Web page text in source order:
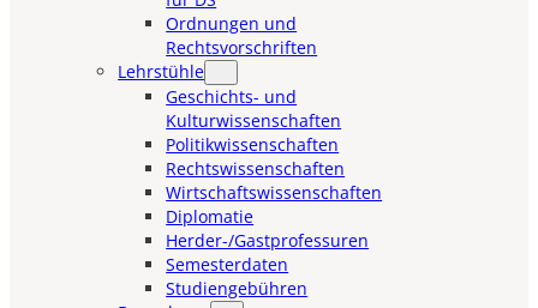
Ordnungen und
Rechtsvorschriften
Lehrstühle
Geschichts- und
Kulturwissenschaften
Politikwissenschaften
Rechtswissenschaften
Wirtschaftswissenschaften
Diplomatie
Herder-/Gastprofessuren
Semesterdaten
Studiengebühren